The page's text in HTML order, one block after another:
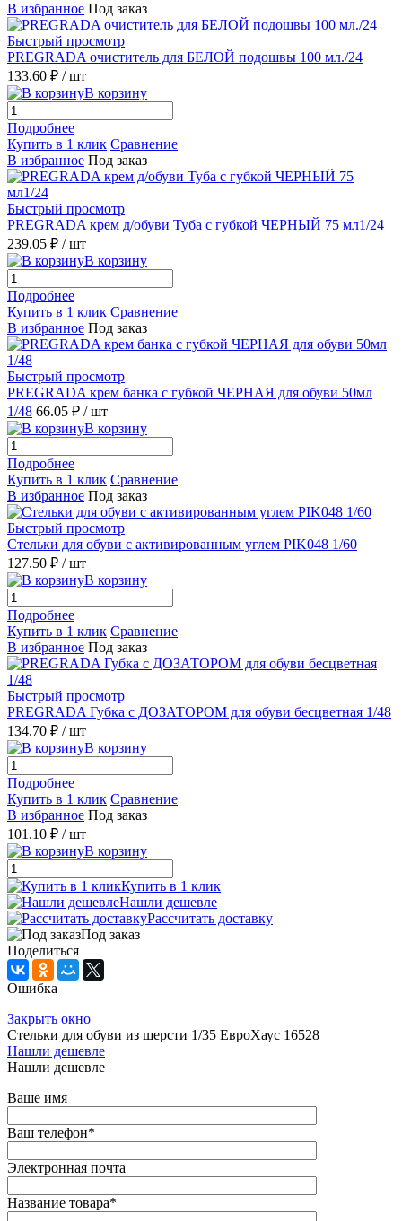
В избранное Под заказ
Быстрый просмотр
PREGRADA очиститель для БЕЛОЙ подошвы 100 мл./24
133.60 ₽ / шт
В корзину
Подробнее
Купить в 1 клик Сравнение
В избранное Под заказ
Быстрый просмотр
PREGRADA крем д/обуви Туба с губкой ЧЕРНЫЙ 75 мл1/24
239.05 ₽ / шт
В корзину
Подробнее
Купить в 1 клик Сравнение
В избранное Под заказ
Быстрый просмотр
PREGRADA крем банка с губкой ЧЕРНАЯ для обуви 50мл
1/48 66.05 ₽ / шт
В корзину
Подробнее
Купить в 1 клик Сравнение
В избранное Под заказ
Быстрый просмотр
Стельки для обуви с активированным углем PIK048 1/60
127.50 ₽ / шт
В корзину
Подробнее
Купить в 1 клик Сравнение
В избранное Под заказ
Быстрый просмотр
PREGRADA Губка с ДОЗАТОРОМ для обуви бесцветная 1/48
134.70 ₽ / шт
В корзину
Подробнее
Купить в 1 клик Сравнение
В избранное Под заказ
101.10 ₽ / шт
В корзину
Купить в 1 клик
Нашли дешевле
Рассчитать доставку
Под заказ
Поделиться
Ошибка
Закрыть окно
Стельки для обуви из шерсти 1/35 ЕвроХаус 16528
Нашли дешевле
Нашли дешевле
Ваше имя
Ваш телефон*
Электронная почта
Название товара*